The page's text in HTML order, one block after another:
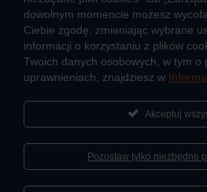
tel.: +48 725
e-mail:
ul. Stefana
02-591
Co to jest kogeneracja
2026 © Veolia Energia Warszawa S.A.
O firmie
dowolnym momencie możesz
Ciebie zgodę, zmieniając wybrane
informacji o korzystaniu z plików
Twoich danych osobowych, w tym o
uprawnieniach, znajdziesz w
Akceptuj
Pozostaw tylko niezbędne